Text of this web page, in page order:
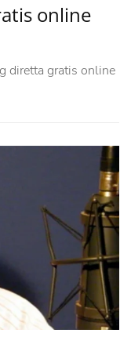
online
diretta gratis online